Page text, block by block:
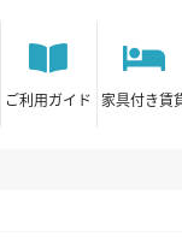
ご利用ガイド 家具付き賃